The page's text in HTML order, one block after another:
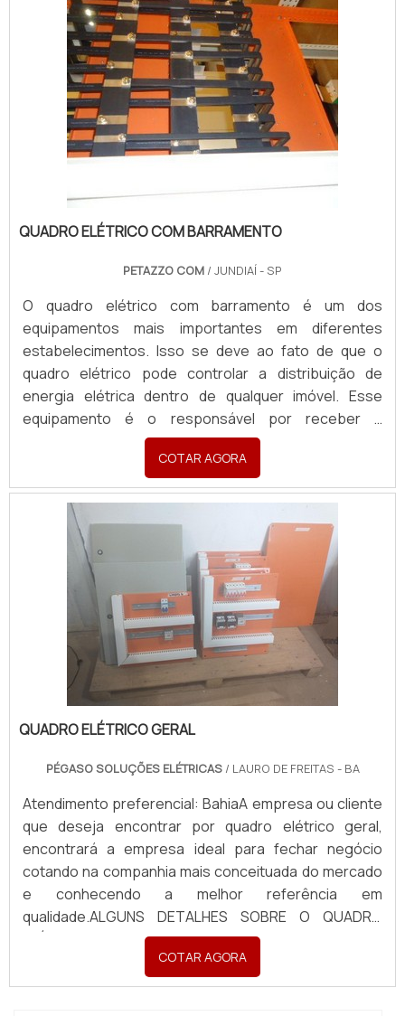
QUADRO ELÉTRICO COM BARRAMENTO
PETAZZO COM / JUNDIAÍ - SP
O quadro elétrico com barramento é um dos
equipamentos mais importantes em diferentes
estabelecimentos. Isso se deve ao fato de que o
quadro elétrico pode controlar a distribuição de
energia elétrica dentro de qualquer imóvel. Esse
equipamento é o responsável por receber a
eletricidade da companhia elétrica e distribuí-la para o
resto do estabelecimento. Todos os fios do local
partem do quadro elétrico. Os produtos são
desenvolvidos a p...
COTAR AGORA
QUADRO ELÉTRICO GERAL
PÉGASO SOLUÇÕES ELÉTRICAS / LAURO DE FREITAS - BA
Atendimento preferencial: BahiaA empresa ou cliente
que deseja encontrar por quadro elétrico geral,
encontrará a empresa ideal para fechar negócio
cotando na companhia mais conceituada do mercado
e conhecendo a melhor referência em
qualidade.ALGUNS DETALHES SOBRE O QUADRO
ELÉTRICO GERALQuem pesquisa na internet por
quadro elétrico geral em uma empresa comprometida
com seus serviços, vai até o site da Pégaso Soluções
COTAR AGORA